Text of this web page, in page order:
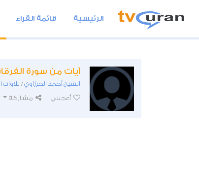
الرئيسية قائمة القراء
آيات من سورة
الشيخ أحمد الحرزاوي/ تلاوات
أعجبني
مشاركة